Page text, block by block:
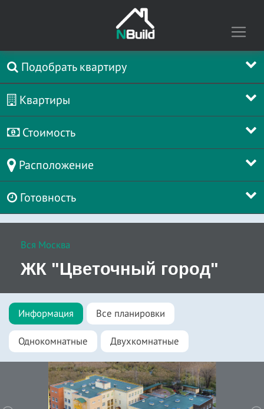
Подобрать квартиру
Квартиры
Стоимость
Расположение
Готовность
Вся Москва
ЖК "Цветочный город"
Информация Все планировки
Однокомнатные Двухкомнатные